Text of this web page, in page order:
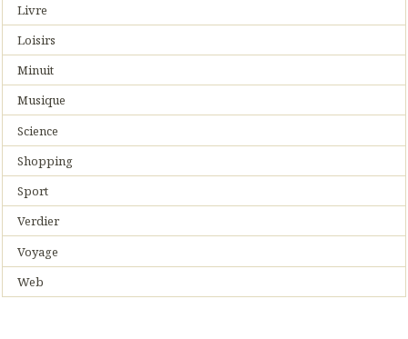
Livre
Loisirs
Minuit
Musique
Science
Shopping
Sport
Verdier
Voyage
Web